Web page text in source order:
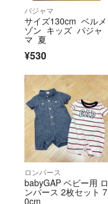
パジャマ
サイズ130cm ベルメ
ゾン キッズ パジャ
マ 夏
¥530
ロンパース
babyGAP ベビー用 ロ
ンパース 2枚セット 7
0cm